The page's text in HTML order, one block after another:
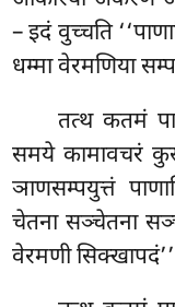
– इदं वुच्चति
धम्मा वेरमणिया
तत्थ कतमं
समये कामावचरं
ञाणसम्पयुत्तं
चेतना सञ्चेतना
वेरमणी